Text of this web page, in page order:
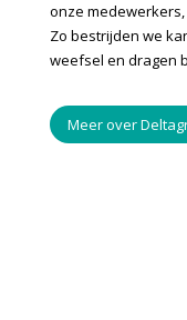
onze
Zo bestrijden we
weefsel en dragen
Meer over